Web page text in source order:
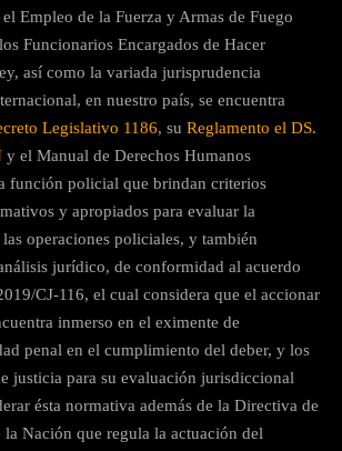
Empleo de la Fuerza y Armas de Fuego
Funcionarios Encargados de Hacer
así como la variada jurisprudencia
en nuestro país, se encuentra
Legislativo 1186, su Reglamento el DS.
y el Manual de Derechos Humanos
función policial que brindan criterios
y apropiados para evaluar la
operaciones policiales, y también
jurídico, de conformidad al acuerdo
CJ-116, el cual considera que el accionar
inmerso en el eximente de
penal en el cumplimiento del deber, y los
justicia para su evaluación jurisdiccional
ésta normativa además de la Directiva de
la Nación que regula la actuación del